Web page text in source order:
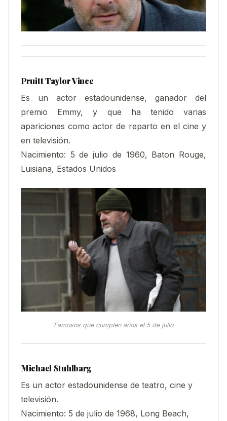
Pruitt Taylor Vince
Es un actor estadounidense, ganador del
premio Emmy, y que ha tenido varias
apariciones como actor de reparto en el cine y
en televisión.
Nacimiento: 5 de julio de 1960, Baton Rouge,
Luisiana, Estados Unidos
Famosos que cumplen años el 5 de julio
Michael Stuhlbarg
Es un actor estadounidense de teatro, cine y
televisión.
Nacimiento: 5 de julio de 1968, Long Beach,